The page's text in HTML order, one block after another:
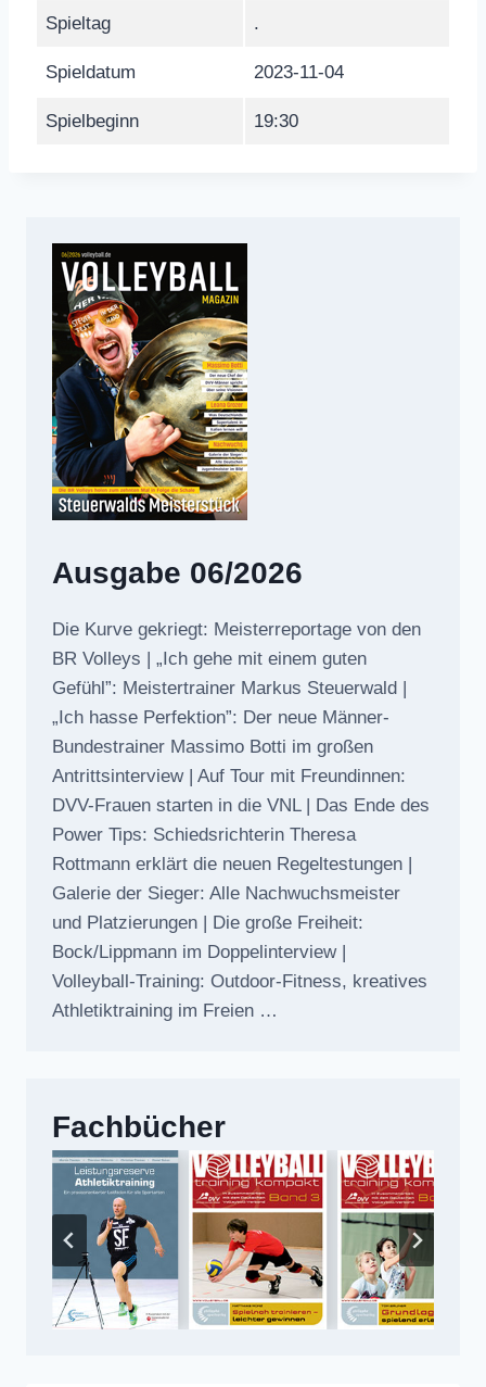
Spieltag .
Spieldatum 2023-11-04
Spielbeginn 19:30
Ausgabe 06/2026
Die Kurve gekriegt: Meisterreportage von den
BR Volleys | „Ich gehe mit einem guten
Gefühl”: Meistertrainer Markus Steuerwald |
„Ich hasse Perfektion”: Der neue Männer-
Bundestrainer Massimo Botti im großen
Antrittsinterview | Auf Tour mit Freundinnen:
DVV-Frauen starten in die VNL | Das Ende des
Power Tips: Schiedsrichterin Theresa
Rottmann erklärt die neuen Regeltestungen |
Galerie der Sieger: Alle Nachwuchsmeister
und Platzierungen | Die große Freiheit:
Bock/Lippmann im Doppelinterview |
Volleyball-Training: Outdoor-Fitness, kreatives
Athletiktraining im Freien …
Fachbücher